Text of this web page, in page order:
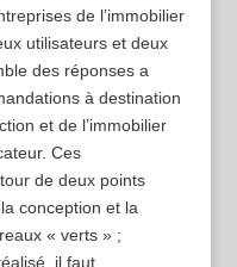
de l’immobilier
utilisateurs et deux
des réponses a
à destination
et de l’immobilier
Ces
de deux points
conception et la
« verts » ;
il faut